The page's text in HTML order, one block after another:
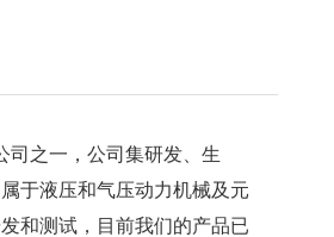
之一，公司集研发、生
于液压和气压动力机械及元
和测试，目前我们的产品已